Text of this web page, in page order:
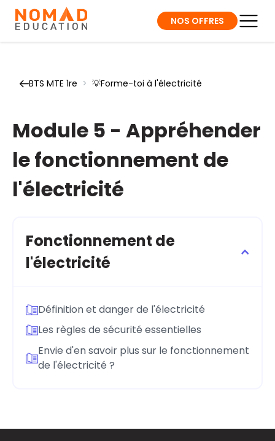
NOS OFFRES
BTS MTE 1re > 💡Forme-toi à l'électricité
Module 5 - Appréhender
le fonctionnement de
l'électricité
Fonctionnement de
l'électricité
Définition et danger de l'électricité
Les règles de sécurité essentielles
Envie d'en savoir plus sur le fonctionnement
de l'électricité ?